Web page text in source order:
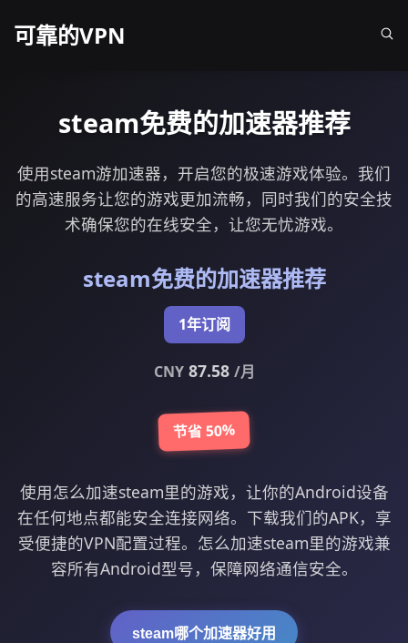
可靠的VPN
steam免费的加速器推荐
使用steam游加速器，开启您的极速游戏体验。我们
的高速服务让您的游戏更加流畅，同时我们的安全技
术确保您的在线安全，让您无忧游戏。
steam免费的加速器推荐
1年订阅
CNY87.58 /月
节省 50%
使用怎么加速steam里的游戏，让你的Android设备
在任何地点都能安全连接网络。下载我们的APK，享
受便捷的VPN配置过程。怎么加速steam里的游戏兼
容所有Android型号，保障网络通信安全。
steam哪个加速器好用